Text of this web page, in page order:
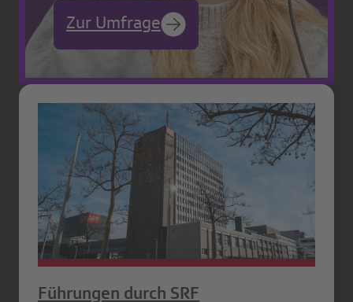
Zur Umfrage
Führungen durch SRF